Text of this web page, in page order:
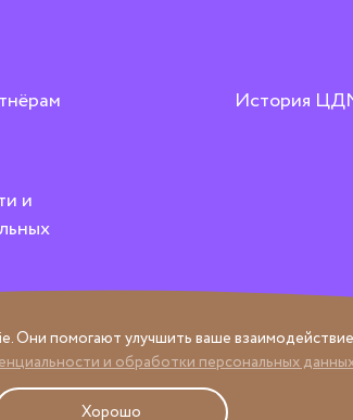
Они помогают улучшить ваше
и обработки персональных
Хорошо
История
и